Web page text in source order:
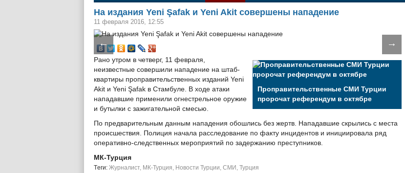
На издания Yeni Şafak и Yeni Akit совершены нападение
11 февраля 2016, 12:55
← →
Проправительственные СМИ Турции
пророчат референдум в октябре
Рано утром в четверг, 11 февраля,
неизвестные совершили нападение на штаб-
квартиры проправительственных изданий Yeni
Akit и Yeni Şafak в Стамбуле. В ходе атаки
нападавшие применили огнестрельное оружие
и бутылки с зажигательной смесью.
По предварительным данным нападения обошлись без жертв. Нападавшие скрылись с места
происшествия. Полиция начала расследование по факту инцидентов и инициировала ряд
оперативно-следственных мероприятий по задержанию преступников.
МК-Турция
Tеги: Журналист, МК-Турция, Новости Турции, СМИ , Турция